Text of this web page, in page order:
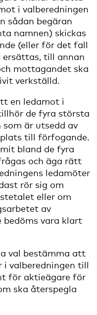
i valberedningen
sådan begäran
namnen) skickas
(eller för det fall
ersättas, till annan
mottagandet ska
verkställd.
en ledamot i
de fyra största
är utsedd av
till förfogande.
bland de fyra
och äga rätt
ledamöter
rör sig om
eller om
av
bedöms vara klart
val bestämma att
valberedningen till
för aktieägare för
ska återspegla